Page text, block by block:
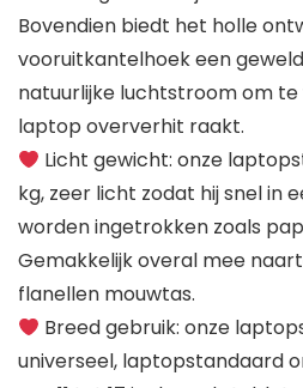
Bovendien biedt het holle
vooruitkantelhoek een
natuurlijke luchtstroom om
laptop oververhit raakt.
Licht gewicht: onze
kg, zeer licht zodat hij snel in
worden ingetrokken zoals
Gemakkelijk overal mee
flanellen mouwtas.
Breed gebruik: onze
universeel, laptopstandaard